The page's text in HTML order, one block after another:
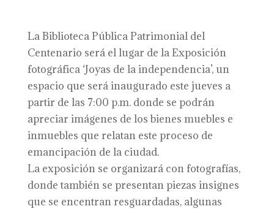
La Biblioteca Pública Patrimonial del
Centenario será el lugar de la Exposición
fotográfica ‘Joyas de la independencia’, un
espacio que será inaugurado este jueves a
partir de las 7:00 p.m. donde se podrán
apreciar imágenes de los bienes muebles e
inmuebles que relatan este proceso de
emancipación de la ciudad.
La exposición se organizará con fotografías,
donde también se presentan piezas insignes
que se encentran resguardadas, algunas